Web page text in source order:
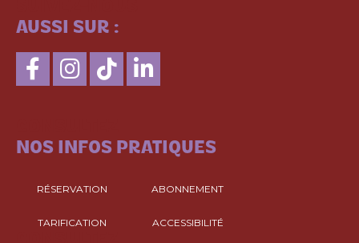
AUSSI SUR :
NOS INFOS PRATIQUES
RÉSERVATION ABONNEMENT
TARIFICATION ACCESSIBILITÉ